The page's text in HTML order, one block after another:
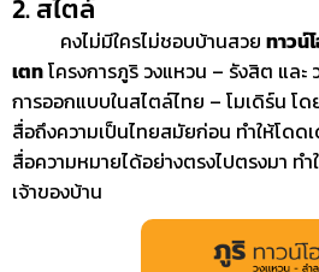
2. สไตล์
คงไม่มีใครไม่ชอบบ้านสวย ทาวน์
เตทโครงการภูริ วงแหวน – รังสิต และ
การออกแบบในสไตล์ไทย – โมเดิร์น โ
สื่อถึงความเป็นไทยสมัยก่อน ทำให้โด
สื่อความหมายได้อย่างตรงไปตรงมา ท
เจ้าของบ้าน